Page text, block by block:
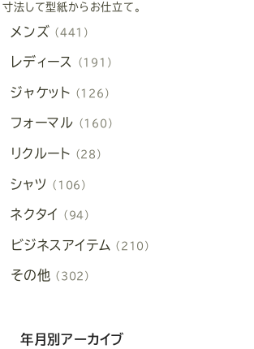
寸法して型紙からお仕立て。
メンズ （441）
レディース （191）
ジャケット （126）
フォーマル （160）
リクルート （28）
シャツ （106）
ネクタイ （94）
ビジネスアイテム （210）
その他 （302）
年月別アーカイブ